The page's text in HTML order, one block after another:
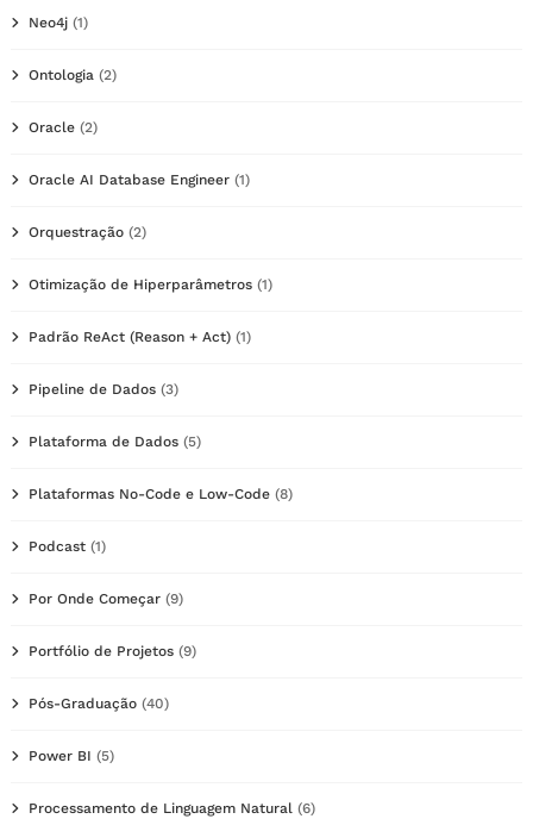
Neo4j (1)
Ontologia (2)
Oracle (2)
Oracle AI Database Engineer (1)
Orquestração (2)
Otimização de Hiperparâmetros (1)
Padrão ReAct (Reason + Act) (1)
Pipeline de Dados (3)
Plataforma de Dados (5)
Plataformas No-Code e Low-Code (8)
Podcast (1)
Por Onde Começar (9)
Portfólio de Projetos (9)
Pós-Graduação (40)
Power BI (5)
Processamento de Linguagem Natural (6)